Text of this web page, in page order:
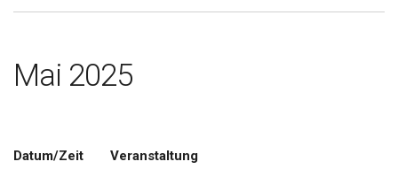
Mai 2025
Datum/Zeit Veranstaltung